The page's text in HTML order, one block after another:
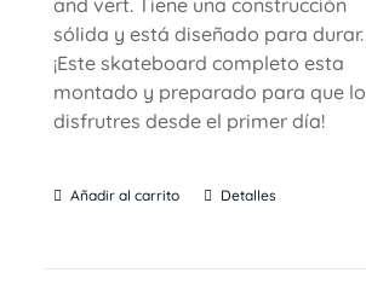
sólida y está diseñado para durar.
¡Este skateboard completo esta
montado y preparado para que lo
disfrutres desde el primer día!
Añadir al carrito Detalles